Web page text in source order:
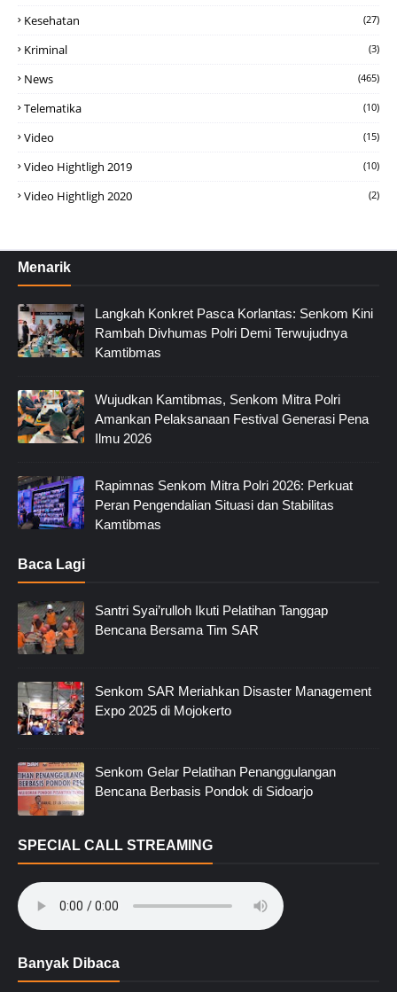
Kesehatan (27)
Kriminal (3)
News (465)
Telematika (10)
Video (15)
Video Hightligh 2019 (10)
Video Hightligh 2020 (2)
Menarik
Langkah Konkret Pasca Korlantas: Senkom Kini
Rambah Divhumas Polri Demi Terwujudnya
Kamtibmas
Wujudkan Kamtibmas, Senkom Mitra Polri
Amankan Pelaksanaan Festival Generasi Pena
Ilmu 2026
Rapimnas Senkom Mitra Polri 2026: Perkuat
Peran Pengendalian Situasi dan Stabilitas
Kamtibmas
Baca Lagi
Santri Syai’rulloh Ikuti Pelatihan Tanggap
Bencana Bersama Tim SAR
Senkom SAR Meriahkan Disaster Management
Expo 2025 di Mojokerto
Senkom Gelar Pelatihan Penanggulangan
Bencana Berbasis Pondok di Sidoarjo
SPECIAL CALL STREAMING
Banyak Dibaca